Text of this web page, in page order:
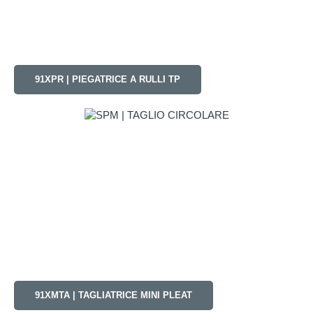
91XPR | PIEGATRICE A RULLI TP
91XMTA | TAGLIATRICE MINI PLEAT